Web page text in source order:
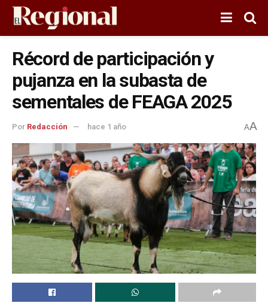
Récord de participación y
pujanza en la subasta de
sementales de FEAGA 2025
Por Redacción hace 1 año AA